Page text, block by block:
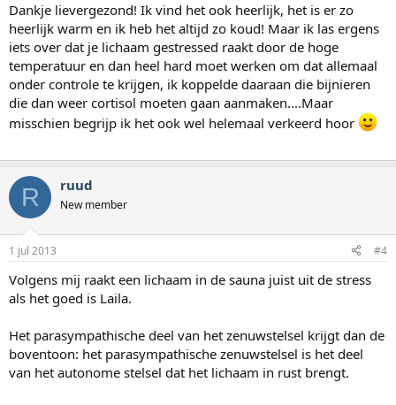
Dankje lievergezond! Ik vind het ook heerlijk, het is er zo
heerlijk warm en ik heb het altijd zo koud! Maar ik las ergens
iets over dat je lichaam gestressed raakt door de hoge
temperatuur en dan heel hard moet werken om dat allemaal
onder controle te krijgen, ik koppelde daaraan die bijnieren
die dan weer cortisol moeten gaan aanmaken....Maar
misschien begrijp ik het ook wel helemaal verkeerd hoor
R ruud
New member
1 jul 2013 #4
Volgens mij raakt een lichaam in de sauna juist uit de stress
als het goed is Laila.
Het parasympathische deel van het zenuwstelsel krijgt dan de
boventoon: het parasympathische zenuwstelsel is het deel
van het autonome stelsel dat het lichaam in rust brengt.